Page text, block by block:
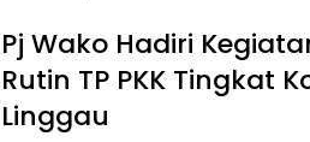
Pj Wako Hadiri
Rutin TP PKK Tingkat
Linggau